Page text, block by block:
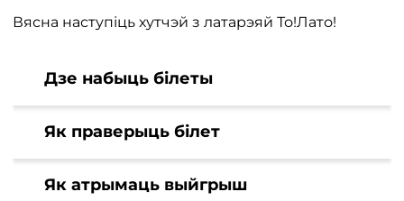
Вясна наступіць хутчэй з латарэяй То!Лато!
Дзе набыць білеты
Як праверыць білет
Як атрымаць выйгрыш